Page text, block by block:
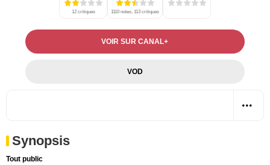
12 critiques 1110 notes, 113 critiques
VOIR SUR CANAL+
VOD
Synopsis
Tout public